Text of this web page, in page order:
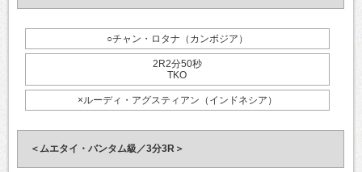
○チャン・ロタナ（カンボジア）
2R2分50秒
TKO
×ルーディ・アグスティアン（インドネシア）
＜ムエタイ・バンタム級／3分3R＞